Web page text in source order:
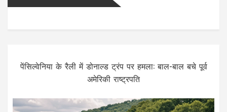
पेंसिल्वेनिया के रैली में डोनाल्ड ट्रंप पर हमला: बाल-बाल बचे पूर्व
अमेरिकी राष्ट्रपति